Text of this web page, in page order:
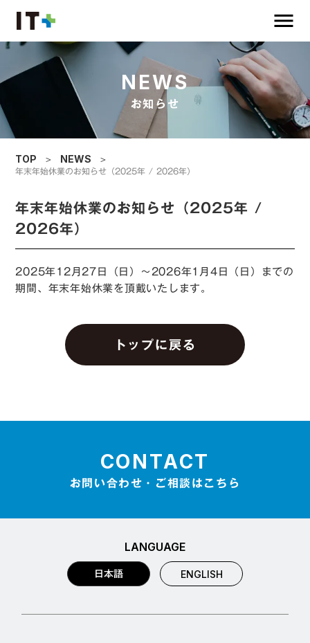
menu
NEWS
お知らせ
TOP ＞ NEWS ＞
年末年始休業のお知らせ（2025年 / 2026年）
年末年始休業のお知らせ（2025年 /
2026年）
2025年12月27日（日）〜2026年1月4日（日）までの
期間、年末年始休業を頂戴いたします。
トップに戻る
CONTACT
お問い合わせ・ご相談はこちら
LANGUAGE
日本語 ENGLISH